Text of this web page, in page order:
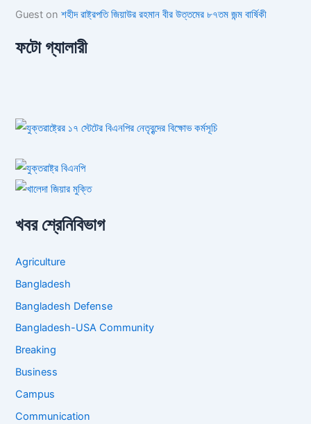
Guest onশহীদ রাষ্ট্রপতি জিয়াউর রহমান বীর উত্তমের ৮৭তম জন্ম বার্ষিকী
ফটো গ্যালারী
খবর শ্রেনিবিভাগ
Agriculture
Bangladesh
Bangladesh Defense
Bangladesh-USA Community
Breaking
Business
Campus
Communication